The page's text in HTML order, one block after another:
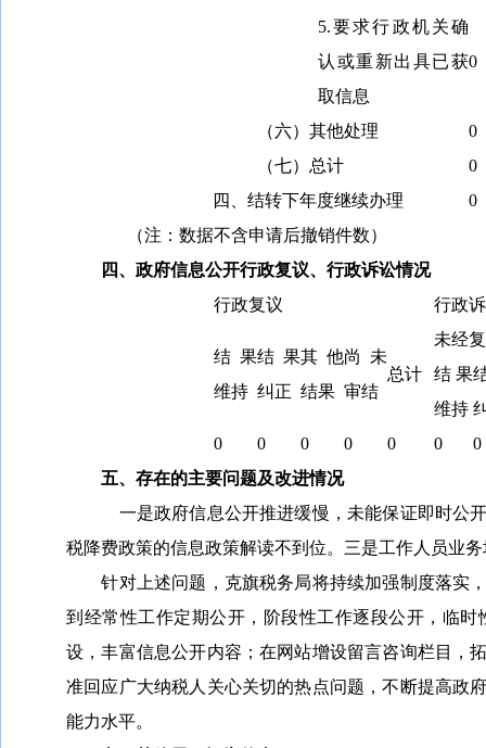
5.要求行政机关确
认或重新出具已获
取信息
0
（六）其他处理
0
（七）总计
0
四、结转下年度继续办理
0
（注：数据不含申请后撤销件数）
四、政府信息公开行政复议、行政诉讼情况
行政复议
行政
结果
维持
结果
纠正
其他
结果
尚未
审结
总计
未经
结果
维持
0
0 0 0 0 0
0
五、存在的主要问题及改进情况
一是政府信息公开推进缓慢，未能保证即时公
税降费政策的信息政策解读不到位。三是工作人员业
针对上述问题，克旗税务局将持续加强制度落实
到经常性工作定期公开，阶段性工作逐段公开，临
设，丰富信息公开内容；在网站增设留言咨询栏目，
准回应广大纳税人关心关切的热点问题，不断提高政
能力水平。